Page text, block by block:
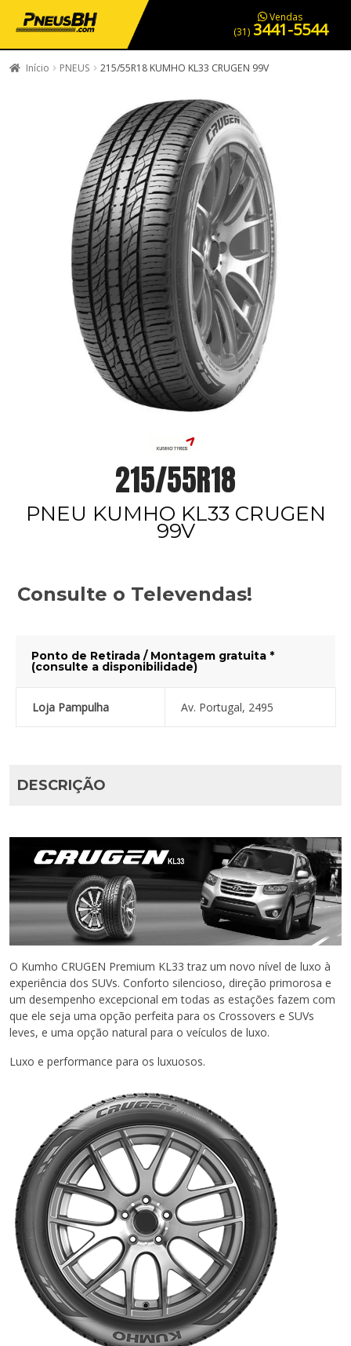
PNEUS EM OFERTA SERVIÇOS AUTOMOTIVOS NOSSA LOJA
Vendas
(31) 3441-5544
Início PNEUS 215/55R18 KUMHO KL33 CRUGEN 99V
215/55R18
PNEU KUMHO KL33 CRUGEN
99V
Consulte o Televendas!
Ponto de Retirada / Montagem gratuita *
(consulte a disponibilidade)
Loja Pampulha Av. Portugal, 2495
DESCRIÇÃO
O Kumho CRUGEN Premium KL33 traz um novo nível de luxo à
experiência dos SUVs. Conforto silencioso, direção primorosa e
um desempenho excepcional em todas as estações fazem com
que ele seja uma opção perfeita para os Crossovers e SUVs
leves, e uma opção natural para o veículos de luxo.
Luxo e performance para os luxuosos.